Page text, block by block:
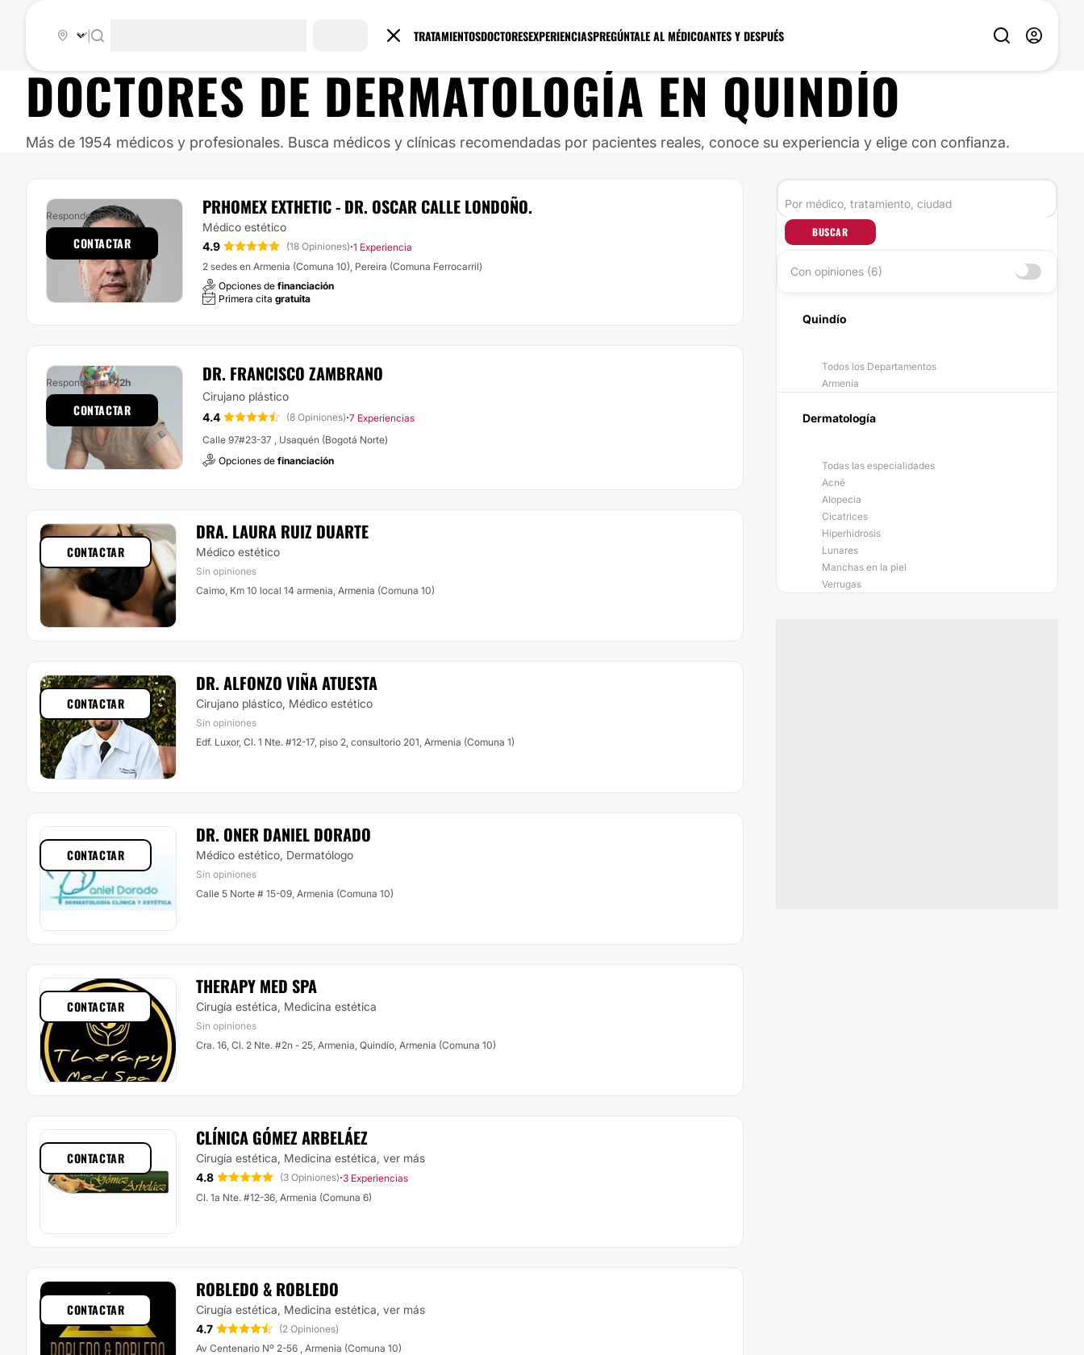
TRATAMIENTOSDOCTORESEXPERIENCIASPREGÚNTALE AL MÉDICOANTES Y DESPUÉS
DOCTORES DEDERMATOLOGÍAENQUINDÍO
Más de 1954 médicos y profesionales. Busca médicos y clínicas recomendadas por pacientes reales, conoce su experiencia y elige con confianza.
PRHOMEX EXTHETIC - DR. OSCAR CALLE LONDOÑO.
Médico estético
4.9
(18 Opiniones)·1 Experiencia
2 sedes en Armenia (Comuna 10), Pereira (Comuna Ferrocarril)
Opciones de financiación
Primera cita gratuita
Responde en+72h
CONTACTAR
DR. FRANCISCO ZAMBRANO
Cirujano plástico
4.4
(8 Opiniones)·7 Experiencias
Calle 97#23-37 , Usaquén (Bogotá Norte)
Opciones de financiación
Responde en+72h
CONTACTAR
DRA. LAURA RUIZ DUARTE
Médico estético
Sin opiniones
Caimo, Km 10 local 14 armenia, Armenia (Comuna 10)
CONTACTAR
DR. ALFONZO VIÑA ATUESTA
Cirujano plástico, Médico estético
Sin opiniones
Edf. Luxor, Cl. 1 Nte. #12-17, piso 2, consultorio 201, Armenia (Comuna 1)
CONTACTAR
DR. ONER DANIEL DORADO
Médico estético, Dermatólogo
Sin opiniones
Calle 5 Norte # 15-09, Armenia (Comuna 10)
CONTACTAR
THERAPY MED SPA
Cirugía estética, Medicina estética
Sin opiniones
Cra. 16, Cl. 2 Nte. #2n - 25, Armenia, Quindío, Armenia (Comuna 10)
CONTACTAR
CLÍNICA GÓMEZ ARBELÁEZ
Cirugía estética, Medicina estética, ver más
4.8
(3 Opiniones)·3 Experiencias
Cl. 1a Nte. #12-36, Armenia (Comuna 6)
CONTACTAR
ROBLEDO & ROBLEDO
Cirugía estética, Medicina estética, ver más
4.7
(2 Opiniones)
Av Centenario Nº 2-56 , Armenia (Comuna 10)
CONTACTAR
BUSCAR
Con opiniones (6)
Quindío
Todos los Departamentos
Armenia
Dermatología
Todas las especialidades
Acné
Alopecia
Cicatrices
Hiperhidrosis
Lunares
Manchas en la piel
Verrugas